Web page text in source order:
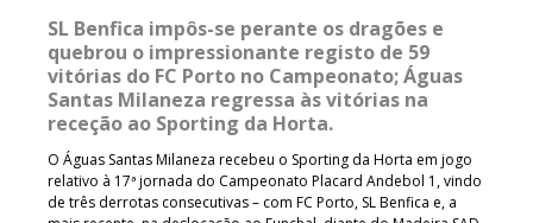
SL Benfica impôs-se perante os dragões e
quebrou o impressionante registo de 59
vitórias do FC Porto no Campeonato; Águas
Santas Milaneza regressa às vitórias na
receção ao Sporting da Horta.
O Águas Santas Milaneza recebeu o Sporting da Horta em jogo
relativo à 17ª jornada do Campeonato Placard Andebol 1, vindo
de três derrotas consecutivas – com FC Porto, SL Benfica e, a